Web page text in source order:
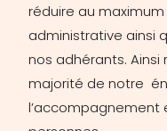
réduire au
administrative ainsi
nos adhérants.
majorité de notre
l’accompagnement